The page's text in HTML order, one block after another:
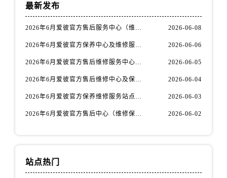
云南省普洱市思茅区振兴大道爱彼售后服务中心（需提前预约）
最新发布
2026年6月爱彼官方售后服务中心（维修保养）调整补充通知文本（迁址新增） 2026-06-08
2026年6月爱彼官方保养中心及维修服务点变动补充记录文件发布 2026-06-06
2026年6月爱彼官方售后维修服务中心网点变动最新公告 2026-06-05
2026年6月爱彼官方售后维修中心及保养中心迁址新增全记录文本内容 2026-06-04
2026年6月爱彼官方保养维修服务站点迁移及新设总览文件详细说明公示 2026-06-03
2026年6月爱彼官方售后中心（维修保养）网点迁移及新设补充最终版发布完毕 2026-06-02
站点热门